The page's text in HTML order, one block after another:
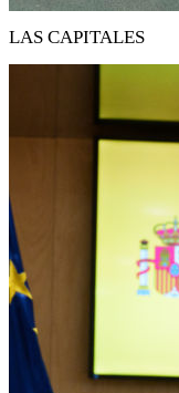
LAS CAPITALES